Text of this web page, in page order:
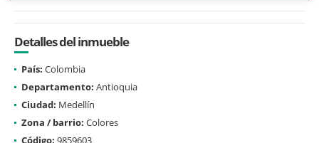
Detalles del inmueble
País: Colombia
Departamento: Antioquia
Ciudad: Medellín
Zona / barrio: Colores
Código: 9859603